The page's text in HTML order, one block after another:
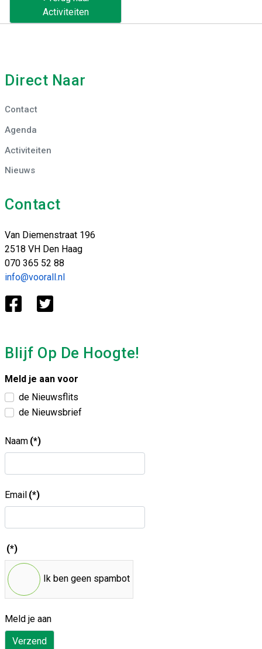
Activiteiten
Direct Naar
Contact
Agenda
Activiteiten
Nieuws
Contact
Van Diemenstraat 196
2518 VH Den Haag
070 365 52 88
info@voorall.nl
Blijf Op De Hoogte!
Meld je aan voor
de Nieuwsflits
de Nieuwsbrief
Naam (*)
Email (*)
(*)
Ik ben geen spambot
Meld je aan
Verzend